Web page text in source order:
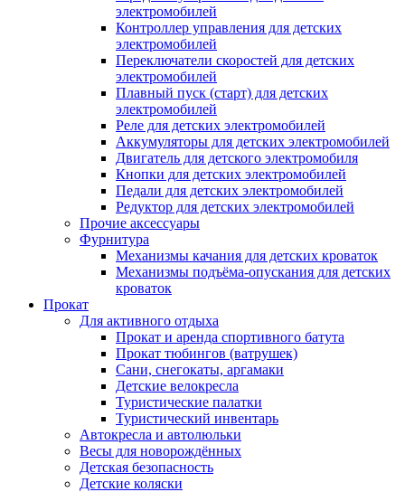
электромобилей
Контроллер управления для детских
электромобилей
Переключатели скоростей для детских
электромобилей
Плавный пуск (старт) для детских
электромобилей
Реле для детских электромобилей
Аккумуляторы для детских электромобилей
Двигатель для детского электромобиля
Кнопки для детских электромобилей
Педали для детских электромобилей
Редуктор для детских электромобилей
Прочие аксессуары
Фурнитура
Механизмы качания для детских кроваток
Механизмы подъёма-опускания для детских
кроваток
Прокат
Для активного отдыха
Прокат и аренда спортивного батута
Прокат тюбингов (ватрушек)
Сани, снегокаты, аргамаки
Детские велокресла
Туристические палатки
Туристический инвентарь
Автокресла и автолюльки
Весы для новорождённых
Детская безопасность
Детские коляски